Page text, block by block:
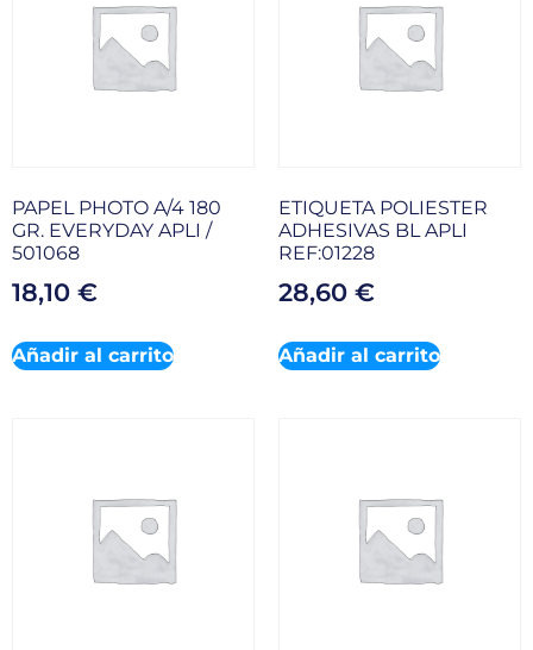
PAPEL PHOTO A/4 180
GR. EVERYDAY APLI /
501068
18,10 €
Añadir al carrito
ETIQUETA POLIESTER
ADHESIVAS BL APLI
REF:01228
28,60 €
Añadir al carrito